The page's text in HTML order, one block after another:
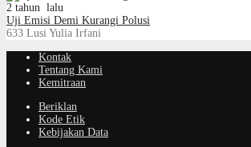
2 tahun lalu
Uji Emisi Demi Kurangi Polusi
633 Lusi Yulia Irfani
Kontak
Tentang Kami
Kemitraan
Beriklan
Kode Etik
Kebijakan Data